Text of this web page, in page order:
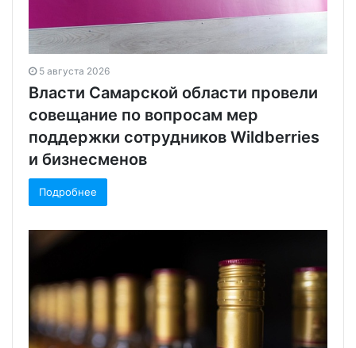
5 августа 2026
Власти Самарской области провели
совещание по вопросам мер
поддержки сотрудников Wildberries
и бизнесменов
Подробнее